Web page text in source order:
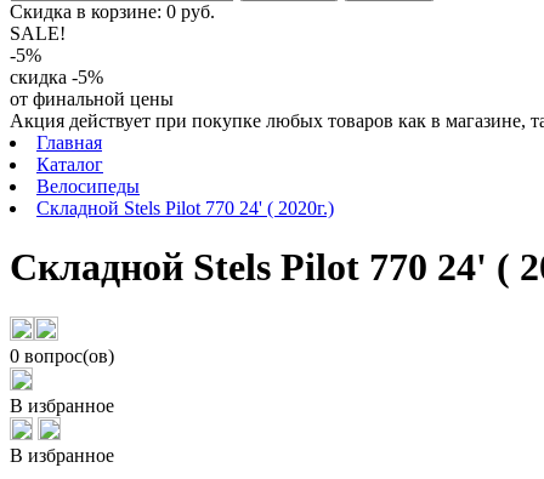
Скидка в корзине: 0 руб.
SALE!
-5%
скидка -5%
от финальной цены
Акция действует при покупке любых товаров как в магазине,
Главная
Каталог
Велосипеды
Складной Stels Pilot 770 24' ( 2020г.)
Складной Stels Pilot 770 24' (
0 вопрос(ов)
В избранное
В избранное